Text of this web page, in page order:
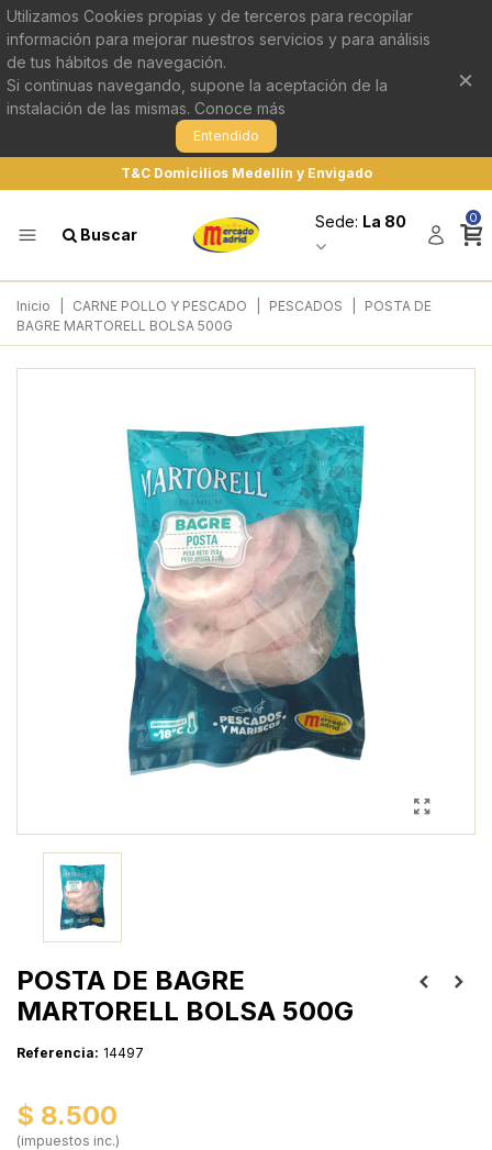
Utilizamos Cookies propias y de terceros para recopilar
información para mejorar nuestros servicios y para análisis
de tus hábitos de navegación.
Si continuas navegando, supone la aceptación de la
instalación de las mismas. Conoce más
Entendido
×
T&C Domicilios Medellín y Envigado
Buscar
Sede: La 80 0
Inicio CARNE POLLO Y PESCADO PESCADOS
POSTA DE
BAGRE MARTORELL BOLSA 500G
POSTA DE BAGRE
MARTORELL BOLSA 500G
Referencia: 14497
$ 8.500
(impuestos inc.)